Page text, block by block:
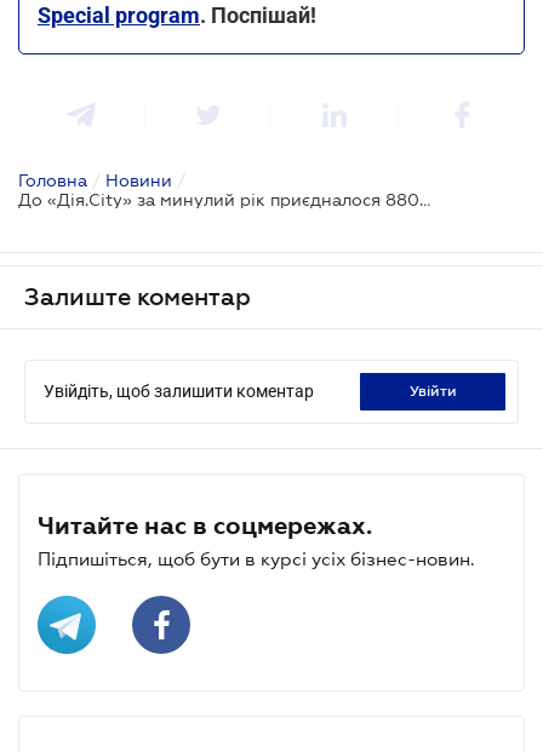
Special program. Поспішай!
Головна / Новини /
До «Дія.City» за минулий рік приєдналося 880 нових резидентів
Залиште коментар
Увійдіть, щоб залишити коментар увійти
Читайте нас в соцмережах.
Підпишіться, щоб бути в курсі усіх бізнес-новин.